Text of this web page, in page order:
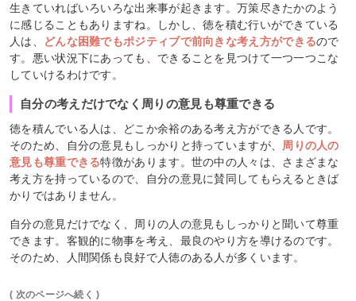
生きていればいろいろな出来事が起きます。万策尽きたかのよう
に感じることもありますね。しかし、徳を積む行いができている
人は、
どんな困難でもポジティブで前向きな考え方ができるので
す。悪い状況下にあっても、できることを見つけて一つ一つこな
していけるわけです。
自分の考えだけでなく周りの意見も尊重できる
徳を積んでいる人は、どこか余裕のある考え方ができる人です。
そのため、自分の意見もしっかりと持っていますが、
周りの人の
意見も尊重できる特徴があります。世の中の人々は、さまざまな
考え方を持っているので、自分の意見に賛同してもらえるときば
かりではありません。
自分の意見だけでなく、周りの人の意見もしっかりと聞いて尊重
できます。客観的に物事を考え、最良のやり方を導けるのです。
そのため、人間関係も良好で人徳のある人が多くいます。
( 次のページへ続く )